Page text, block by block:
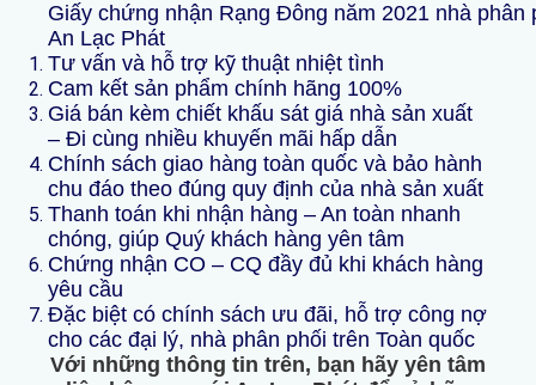
Giấy chứng nhận Rạng Đông năm 2021 nhà phân
An Lạc Phát
Tư vấn và hỗ trợ kỹ thuật nhiệt tình
Cam kết sản phẩm chính hãng 100%
Giá bán kèm chiết khấu sát giá nhà sản xuất
– Đi cùng nhiều khuyến mãi hấp dẫn
Chính sách giao hàng toàn quốc và bảo hành
chu đáo theo đúng quy định của nhà sản xuất
Thanh toán khi nhận hàng – An toàn nhanh
chóng, giúp Quý khách hàng yên tâm
Chứng nhận CO – CQ đầy đủ khi khách hàng
yêu cầu
Đặc biệt có chính sách ưu đãi, hỗ trợ công nợ
cho các đại lý, nhà phân phối trên Toàn quốc
Với những thông tin trên, bạn hãy yên tâm